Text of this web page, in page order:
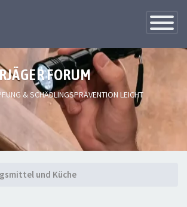
Toggle
FORUM
& SCHÄDLINGSPRÄVENTION LEICHT
und Küche